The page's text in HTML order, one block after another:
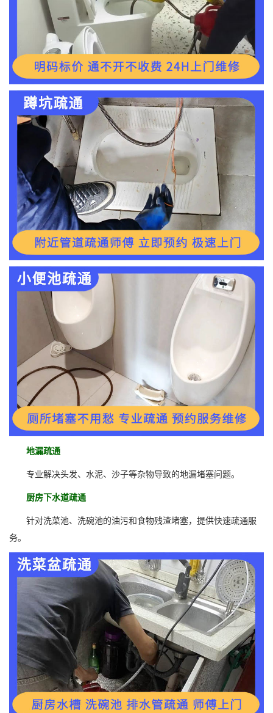
地漏疏通
专业解决头发、水泥、沙子等杂物导致的地漏堵塞问题。
厨房下水道疏通
针对洗菜池、洗碗池的油污和食物残渣堵塞，提供快速疏通服
务。